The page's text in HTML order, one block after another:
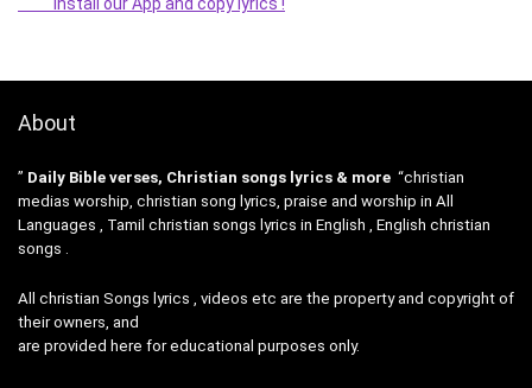
About
” Daily Bible verses, Christian songs lyrics & more “christian
medias worship, christian song lyrics, praise and worship in All
Languages , Tamil christian songs lyrics in English , English christian
songs .
All christian Songs lyrics , videos etc are the property and copyright of
their owners, and
are provided here for educational purposes only.